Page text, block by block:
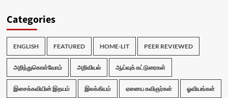
Categories
ENGLISH FEATURED HOME-LIT PEER REVIEWED
அறிந்துகொள்வோம் அறிவியல் ஆய்வுக் கட்டுரைகள்
இசைக்கவியின் இதயம் இலக்கியம் ஏனைய கவிஞர்கள் ஓவியங்கள்